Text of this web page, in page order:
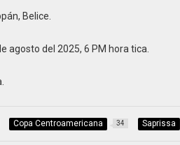
Belice.
agosto del 2025, 6 PM hora tica.
Copa Centroamericana 34 Saprissa